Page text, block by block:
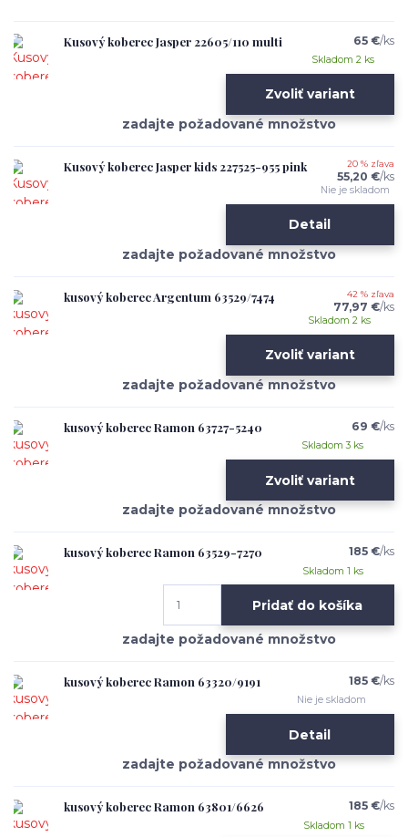
Kusový koberec Jasper 22605/110 multi 65 €/ks
Skladom 2 ks
Zvoliť variant
Kusový koberec Jasper kids 227525-955 pink 20 % zľava
55,20 €/ks
Nie je skladom
Detail
kusový koberec Argentum 63529/7474 42 % zľava
77,97 €/ks
Skladom 2 ks
Zvoliť variant
kusový koberec Ramon 63727-5240 69 €/ks
Skladom 3 ks
Zvoliť variant
kusový koberec Ramon 63529-7270 185 €/ks
Skladom 1 ks
Pridať do košíka
kusový koberec Ramon 63320/9191 185 €/ks
Nie je skladom
Detail
kusový koberec Ramon 63801/6626 185 €/ks
Skladom 1 ks